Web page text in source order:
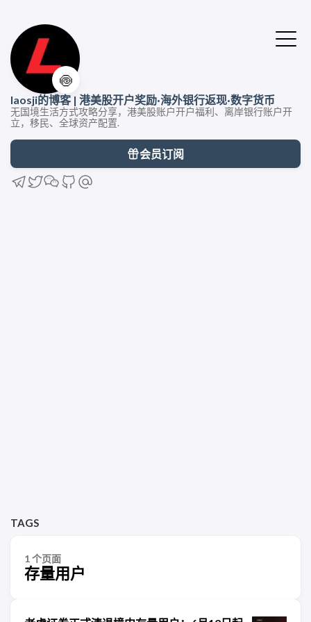
🍥
laosji的博客 | 港美股开户奖励·海外银行返现·数字货币
无国境生活方式攻略分享，港美股账户开户福利、离岸银行账户开
立，移民、全球资产配置.
会员订阅
TAGS
1 个页面
存量用户